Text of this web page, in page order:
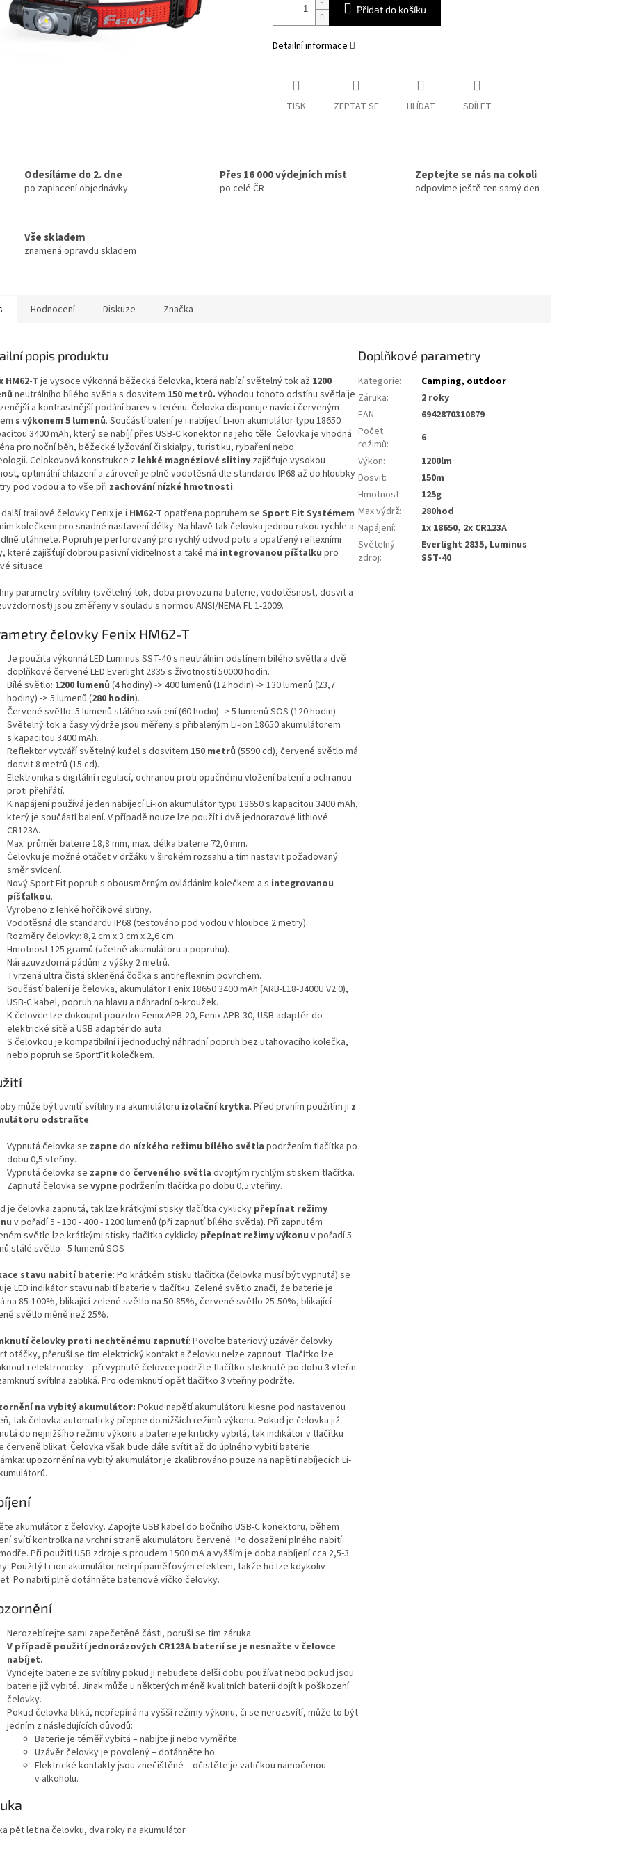
Přidat do košíku
Detailní informace
TISK ZEPTAT SE HLÍDAT SDÍLET
Odesíláme do 2. dne
po zaplacení objednávky
Přes 16 000 výdejních míst
po celé ČR
Zeptejte se nás na cokoli
odpovíme ještě ten samý den
Vše skladem
znamená opravdu skladem
Hodnocení Diskuze Značka
popis produktu
HM62-T je vysoce výkonná běžecká čelovka, která nabízí světelný tok až 1200
neutrálního bílého světla s dosvitem 150 metrů. Výhodou tohoto odstínu světla je
a kontrastnější podání barev v terénu. Čelovka disponuje navíc i červeným
s výkonem 5 lumenů. Součástí balení je i nabíjecí Li-ion akumulátor typu 18650
3400 mAh, který se nabíjí přes USB-C konektor na jeho těle. Čelovka je vhodná
pro noční běh, běžecké lyžování či skialpy, turistiku, rybaření nebo
Celokovová konstrukce z lehké magnéziové slitiny zajišťuje vysokou
optimální chlazení a zároveň je plně vodotěsná dle standardu IP68 až do hloubky
pod vodou a to vše při zachování nízké hmotnosti.
trailové čelovky Fenix je i HM62-T opatřena popruhem se Sport Fit Systémem
kolečkem pro snadné nastavení délky. Na hlavě tak čelovku jednou rukou rychle a
utáhnete. Popruh je perforovaný pro rychlý odvod potu a opatřený reflexními
které zajišťují dobrou pasivní viditelnost a také má integrovanou píšťalku pro
situace.
parametry svítilny (světelný tok, doba provozu na baterie, vodotěsnost, dosvit a
jsou změřeny v souladu s normou ANSI/NEMA FL 1-2009.
čelovky Fenix HM62-T
Je použita výkonná LED Luminus SST-40 s neutrálním odstínem bílého světla a dvě
doplňkové červené LED Everlight 2835 s životností 50000 hodin.
Bílé světlo: 1200 lumenů (4 hodiny) -> 400 lumenů (12 hodin) -> 130 lumenů (23,7
hodiny) -> 5 lumenů (280 hodin).
Červené světlo: 5 lumenů stálého svícení (60 hodin) -> 5 lumenů SOS (120 hodin).
Světelný tok a časy výdrže jsou měřeny s přibaleným Li-ion 18650 akumulátorem
s kapacitou 3400 mAh.
Reflektor vytváří světelný kužel s dosvitem 150 metrů (5590 cd), červené světlo má
dosvit 8 metrů (15 cd).
Elektronika s digitální regulací, ochranou proti opačnému vložení baterií a ochranou
proti přehřátí.
K napájení používá jeden nabíjecí Li-ion akumulátor typu 18650 s kapacitou 3400 mAh,
který je součástí balení. V případě nouze lze použít i dvě jednorazové lithiové
CR123A.
Max. průměr baterie 18,8 mm, max. délka baterie 72,0 mm.
Čelovku je možné otáčet v držáku v širokém rozsahu a tím nastavit požadovaný
směr svícení.
Nový Sport Fit popruh s obousměrným ovládáním kolečkem a s integrovanou
píšťalkou.
Vyrobeno z lehké hořčíkové slitiny.
Vodotěsná dle standardu IP68 (testováno pod vodou v hloubce 2 metry).
Rozměry čelovky: 8,2 cm x 3 cm x 2,6 cm.
Hmotnost 125 gramů (včetně akumulátoru a popruhu).
Nárazuvzdorná pádům z výšky 2 metrů.
Tvrzená ultra čistá skleněná čočka s antireflexním povrchem.
Součástí balení je čelovka, akumulátor Fenix 18650 3400 mAh (ARB-L18-3400U V2.0),
USB-C kabel, popruh na hlavu a náhradní o-kroužek.
K čelovce lze dokoupit pouzdro Fenix APB-20, Fenix APB-30, USB adaptér do
elektrické sítě a USB adaptér do auta.
S čelovkou je kompatibilní i jednoduchý náhradní popruh bez utahovacího kolečka,
nebo popruh se SportFit kolečkem.
může být uvnitř svítilny na akumulátoru izolační krytka. Před prvním použitím ji z
odstraňte.
Vypnutá čelovka se zapne do nízkého režimu bílého světla podržením tlačítka po
dobu 0,5 vteřiny.
Vypnutá čelovka se zapne do červeného světla dvojitým rychlým stiskem tlačítka.
Zapnutá čelovka se vypne podržením tlačítka po dobu 0,5 vteřiny.
je čelovka zapnutá, tak lze krátkými stisky tlačítka cyklicky přepínat režimy
v pořadí 5 - 130 - 400 - 1200 lumenů (při zapnutí bílého světla). Při zapnutém
světle lze krátkými stisky tlačítka cyklicky přepínat režimy výkonu v pořadí 5
stálé světlo - 5 lumenů SOS
stavu nabití baterie: Po krátkém stisku tlačítka (čelovka musí být vypnutá) se
LED indikátor stavu nabití baterie v tlačítku. Zelené světlo značí, že baterie je
na 85-100%, blikající zelené světlo na 50-85%, červené světlo 25-50%, blikající
světlo méně než 25%.
čelovky proti nechtěnému zapnutí: Povolte bateriový uzávěr čelovky
otáčky, přeruší se tím elektrický kontakt a čelovku nelze zapnout. Tlačítko lze
i elektronicky – při vypnuté čelovce podržte tlačítko stisknuté po dobu 3 vteřin.
svítilna zabliká. Pro odemknutí opět tlačítko 3 vteřiny podržte.
na vybitý akumulátor: Pokud napětí akumulátoru klesne pod nastavenou
tak čelovka automaticky přepne do nižších režimů výkonu. Pokud je čelovka již
do nejnižšího režimu výkonu a baterie je kriticky vybitá, tak indikátor v tlačítku
červeně blikat. Čelovka však bude dále svítit až do úplného vybití baterie.
upozornění na vybitý akumulátor je zkalibrováno pouze na napětí nabíjecích Li-
akumulátor z čelovky. Zapojte USB kabel do bočního USB-C konektoru, během
svítí kontrolka na vrchní straně akumulátoru červeně. Po dosažení plného nabití
Při použití USB zdroje s proudem 1500 mA a vyšším je doba nabíjení cca 2,5-3
Použitý Li-ion akumulátor netrpí paměťovým efektem, takže ho lze kdykoliv
Po nabití plně dotáhněte bateriové víčko čelovky.
Nerozebírejte sami zapečetěné části, poruší se tím záruka.
V případě použití jednorázových CR123A baterií se je nesnažte v čelovce
nabíjet.
Vyndejte baterie ze svítilny pokud ji nebudete delší dobu používat nebo pokud jsou
baterie již vybité. Jinak může u některých méně kvalitních baterii dojít k poškození
čelovky.
Pokud čelovka bliká, nepřepíná na vyšší režimy výkonu, či se nerozsvítí, může to být
jedním z následujících důvodů:
Baterie je téměř vybitá – nabijte ji nebo vyměňte.
Uzávěr čelovky je povolený – dotáhněte ho.
Elektrické kontakty jsou znečištěné – očistěte je vatičkou namočenou
v alkoholu.
pět let na čelovku, dva roky na akumulátor.
Doplňkové parametry
Kategorie:
Camping, outdoor
Záruka:
2 roky
EAN:
6942870310879
Počet
režimů:
6
Výkon:
1200lm
Dosvit:
150m
Hmotnost:
125g
Max výdrž:
280hod
Napájení:
1x 18650, 2x CR123A
Světelný
zdroj:
Everlight 2835, Luminus
SST-40